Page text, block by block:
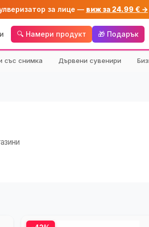
за лице — виж за 24.99 € →
🔍 Намери продукт 🎁 Подарък
със снимка Дървени сувенири